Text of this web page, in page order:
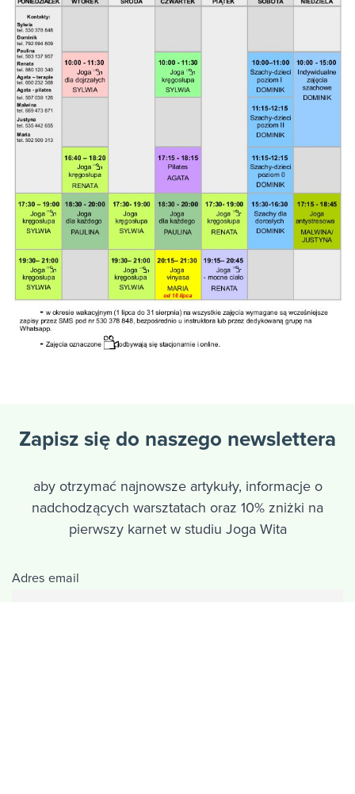
Zapisz się do naszego newslettera
aby otrzymać najnowsze artykuły, informacje o
nadchodzących warsztatach oraz 10% zniżki na
pierwszy karnet w studiu Joga Wita
Adres email